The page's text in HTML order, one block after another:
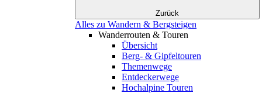
Zurück
Alles zu Wandern & Bergsteigen
Wanderrouten & Touren
Übersicht
Berg- & Gipfeltouren
Themenwege
Entdeckerwege
Hochalpine Touren